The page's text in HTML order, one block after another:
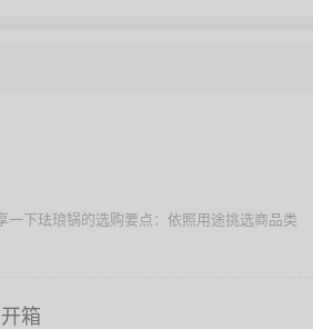
下珐琅锅的选购要点：依照用途挑选商品类
箱